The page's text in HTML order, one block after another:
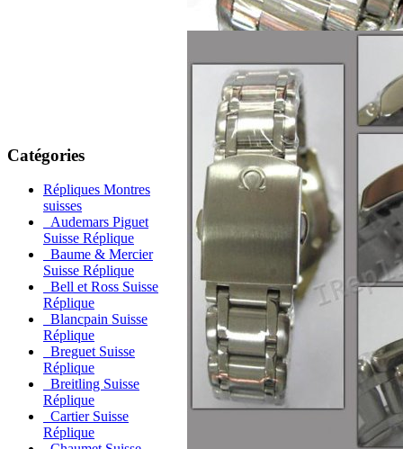
Catégories
Répliques Montres
suisses
Audemars Piguet
Suisse Réplique
Baume & Mercier
Suisse Réplique
Bell et Ross Suisse
Réplique
Blancpain Suisse
Réplique
Breguet Suisse
Réplique
Breitling Suisse
Réplique
Cartier Suisse
Réplique